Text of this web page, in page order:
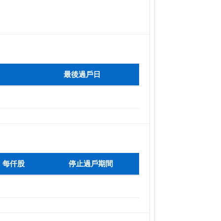
最後過戶日
每仟股 停止過戶期間